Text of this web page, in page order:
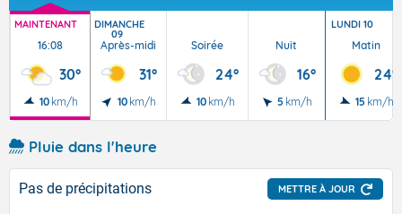
MAINTENANT
16:08
30°
10 km/h
DIMANCHE
09
Après-midi
31°
10 km/h
Soirée
24°
10 km/h
Nuit
16°
5 km/h
LUNDI 10
Matin
24°
15 km/h
Pluie dans l'heure
Pas de précipitations METTRE À JOUR